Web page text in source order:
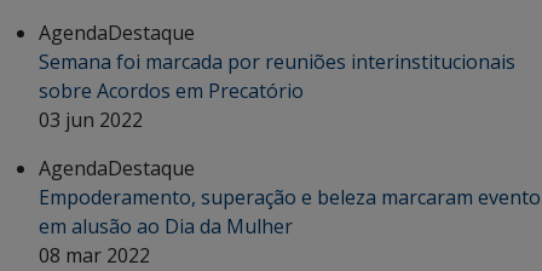
AgendaDestaque
Semana foi marcada por reuniões interinstitucionais
sobre Acordos em Precatório
03 jun 2022
AgendaDestaque
Empoderamento, superação e beleza marcaram evento
em alusão ao Dia da Mulher
08 mar 2022